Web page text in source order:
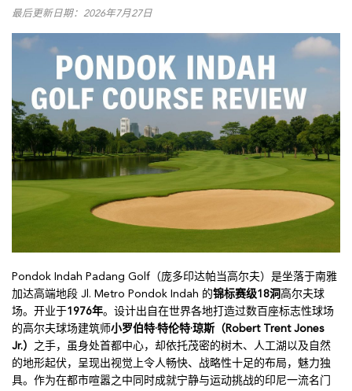
最后更新日期：2026年7月27日
Pondok Indah Padang Golf（庞多印达帕当高尔夫）是坐落于南雅
加达高端地段 Jl. Metro Pondok Indah 的锦标赛级18洞 高尔夫球
场。开业于1976年。设计出自在世界各地打造过数百座标志性球场
的高尔夫球场建筑师小罗伯特·特伦特·琼斯（Robert Trent Jones
Jr.） 之手，虽身处首都中心，却依托茂密的树木、人工湖以及自然
的地形起伏，呈现出视觉上令人畅快、战略性十足的布局，魅力独
具。作为在都市喧嚣之中同时成就宁静与运动挑战的印尼一流名门